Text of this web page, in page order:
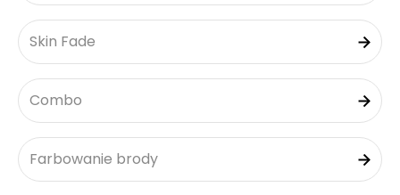
Skin Fade
Combo
Farbowanie brody